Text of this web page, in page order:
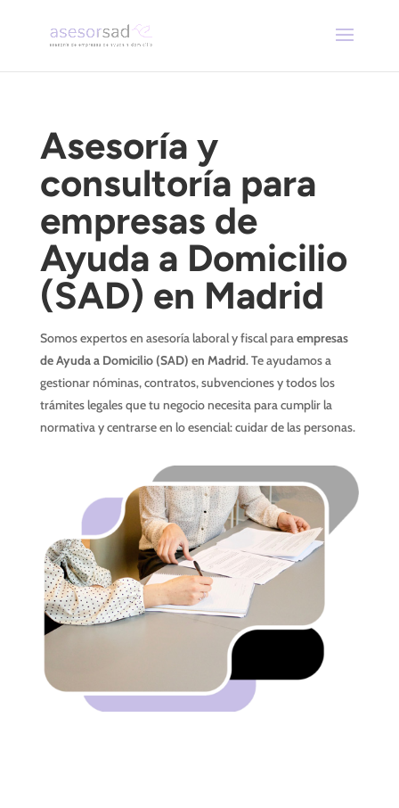
Asesoría y
consultoría para
empresas de
Ayuda a Domicilio
(SAD) en Madrid
Somos expertos en asesoría laboral y fiscal paraempresas
de Ayuda a Domicilio (SAD) en Madrid. Te ayudamos a
gestionar nóminas, contratos, subvenciones y todos los
trámites legales que tu negocio necesita para cumplir la
normativa y centrarse en lo esencial: cuidar de las personas.